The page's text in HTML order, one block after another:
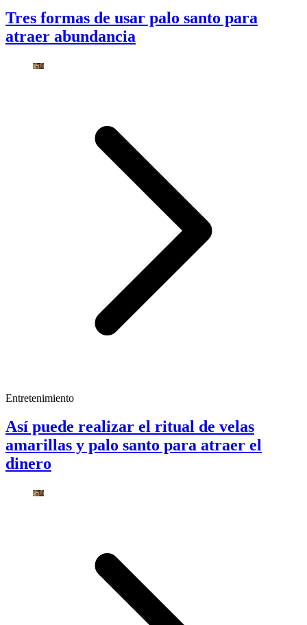
Tres formas de usar palo santo para
atraer abundancia
Entretenimiento
Así puede realizar el ritual de velas
amarillas y palo santo para atraer el
dinero